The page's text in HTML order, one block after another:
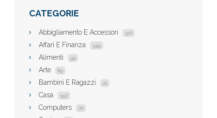
CATEGORIE
Abbigliamento E Accessori 327
Affari E Finanza 349
Alimenti 90
Arte 89
Bambini E Ragazzi 21
Casa 397
Computers 70